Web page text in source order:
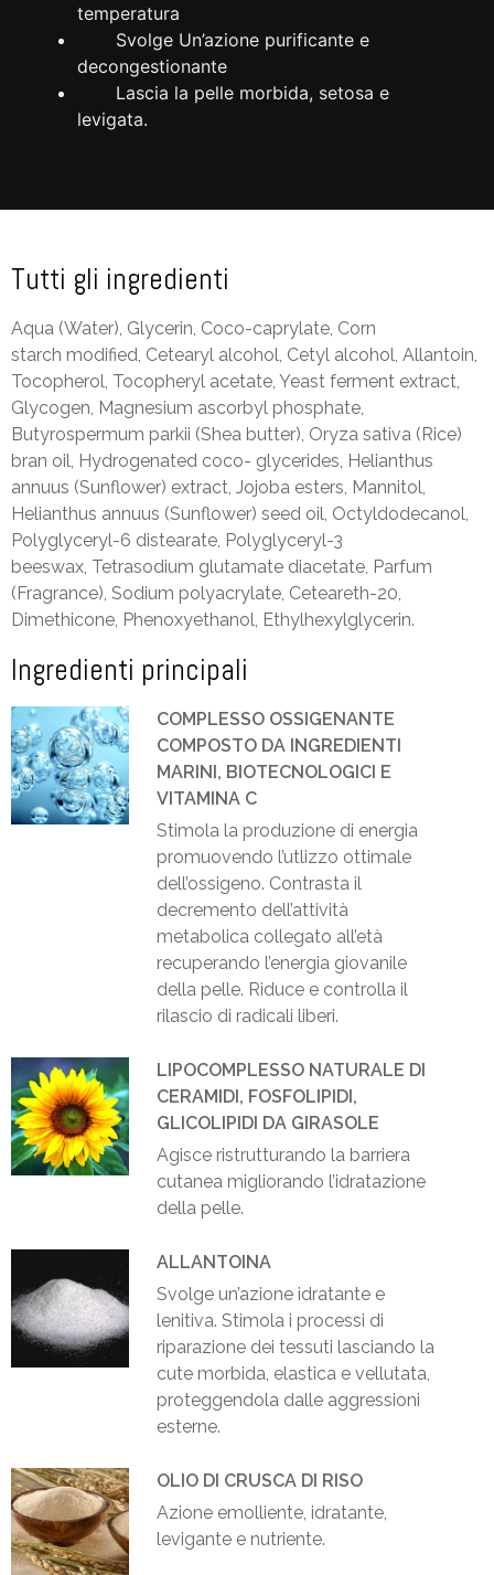
temperatura
Svolge Un’azione purificante e
decongestionante
Lascia la pelle morbida, setosa e
levigata.
Tutti gli ingredienti
Aqua (Water), Glycerin, Coco-caprylate, Corn
starch modified, Cetearyl alcohol, Cetyl alcohol, Allantoin,
Tocopherol, Tocopheryl acetate, Yeast ferment extract,
Glycogen, Magnesium ascorbyl phosphate,
Butyrospermum parkii (Shea butter), Oryza sativa (Rice)
bran oil, Hydrogenated coco- glycerides, Helianthus
annuus (Sunflower) extract, Jojoba esters, Mannitol,
Helianthus annuus (Sunflower) seed oil, Octyldodecanol,
Polyglyceryl-6 distearate, Polyglyceryl-3
beeswax, Tetrasodium glutamate diacetate, Parfum
(Fragrance), Sodium polyacrylate, Ceteareth-20,
Dimethicone, Phenoxyethanol, Ethylhexylglycerin.
Ingredienti principali
COMPLESSO OSSIGENANTE
COMPOSTO DA INGREDIENTI
MARINI, BIOTECNOLOGICI E
VITAMINA C
Stimola la produzione di energia
promuovendo l’utlizzo ottimale
dell’ossigeno. Contrasta il
decremento dell’attività
metabolica collegato all’età
recuperando l’energia giovanile
della pelle. Riduce e controlla il
rilascio di radicali liberi.
LIPOCOMPLESSO NATURALE DI
CERAMIDI, FOSFOLIPIDI,
GLICOLIPIDI DA GIRASOLE
Agisce ristrutturando la barriera
cutanea migliorando l’idratazione
della pelle.
ALLANTOINA
Svolge un’azione idratante e
lenitiva. Stimola i processi di
riparazione dei tessuti lasciando la
cute morbida, elastica e vellutata,
proteggendola dalle aggressioni
esterne.
OLIO DI CRUSCA DI RISO
Azione emolliente, idratante,
levigante e nutriente.